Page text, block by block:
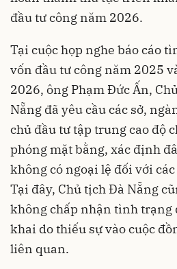
đầu tư công năm 2026.
Tại cuộc họp nghe báo cáo
vốn đầu tư công năm 2025
2026, ông Phạm Đức Ấn,
Nẵng đã yêu cầu các sở,
chủ đầu tư tập trung cao độ
phóng mặt bằng, xác định
không có ngoại lệ đối với
Tại đây, Chủ tịch Đà Nẵng
không chấp nhận tình trạng
khai do thiếu sự vào cuộc
liên quan.